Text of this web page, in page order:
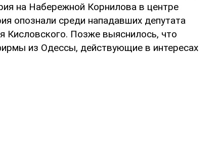
на Набережной Корнилова в центре
опознали среди нападавших депутата
Кисловского. Позже выяснилось, что
из Одессы, действующие в интересах